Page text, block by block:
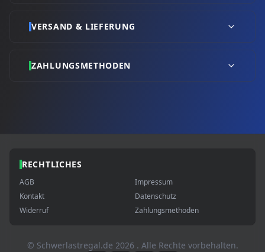
VERSAND & LIEFERUNG
ZAHLUNGSMETHODEN
RECHTLICHES
AGB
Impressum
Kontakt
Datenschutz
Widerruf
Zahlungsmethoden
© Schwerlastregal.de 2026 . Alle Rechte vorbehalten.